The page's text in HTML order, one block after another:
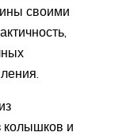
своими
колышков и